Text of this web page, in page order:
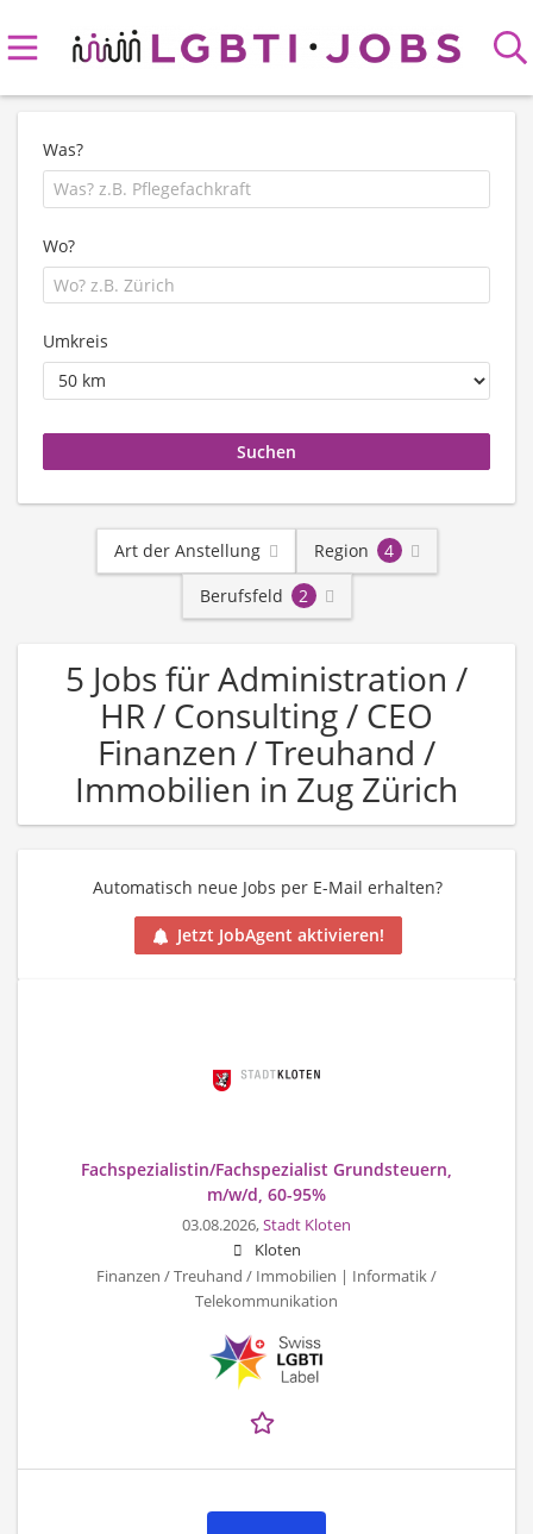
Was?
Wo?
Umkreis
Art der Anstellung Region
4
Berufsfeld
2
5 Jobs für Administration /
HR / Consulting / CEO
Finanzen / Treuhand /
Immobilien in Zug Zürich
Automatisch neue Jobs per E-Mail erhalten?
Jetzt JobAgent aktivieren!
Fachspezialistin/Fachspezialist Grundsteuern,
m/w/d, 60-95%
03.08.2026,Stadt Kloten
Kloten
Finanzen / Treuhand / Immobilien | Informatik /
Telekommunikation